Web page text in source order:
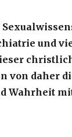
und
von daher
Wahrheit